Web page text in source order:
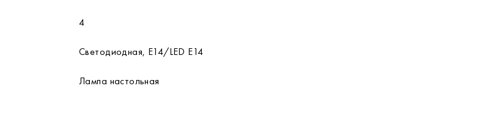
4
Светодиодная, E14/LED E14
Лампа настольная